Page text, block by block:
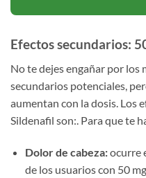
Efectos secundarios:
No te dejes engañar por
secundarios potenciales,
aumentan con la dosis. Los
Sildenafil son:. Para que te
Dolor de cabeza:ocurre
de los usuarios con 50